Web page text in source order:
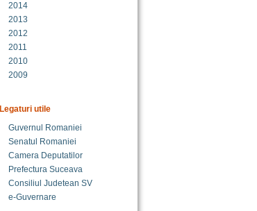
2014
2013
2012
2011
2010
2009
Legaturi utile
Guvernul Romaniei
Senatul Romaniei
Camera Deputatilor
Prefectura Suceava
Consiliul Judetean SV
e-Guvernare